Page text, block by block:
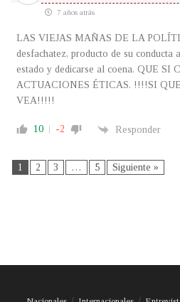
7 años atrás
LAS VIEJAS MAÑAS DE LA
desfachatez, producto de su conducta
estado y dedicarse al coena. QUE SI
ACTUACIONES ÉTICAS. !!!!SI
VEA!!!!!
10 -2 Responder
1 2 3 … 5 Siguiente »